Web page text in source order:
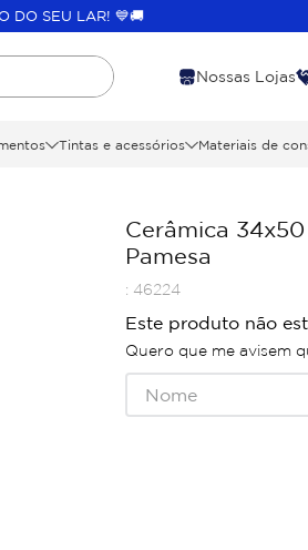
DO SEU LAR! 💙🚚
Nossas Lojas
Tintas e acessórios Materiais de
Cerâmica
Pamesa
: 46224
Este produto não
Quero que me avisem